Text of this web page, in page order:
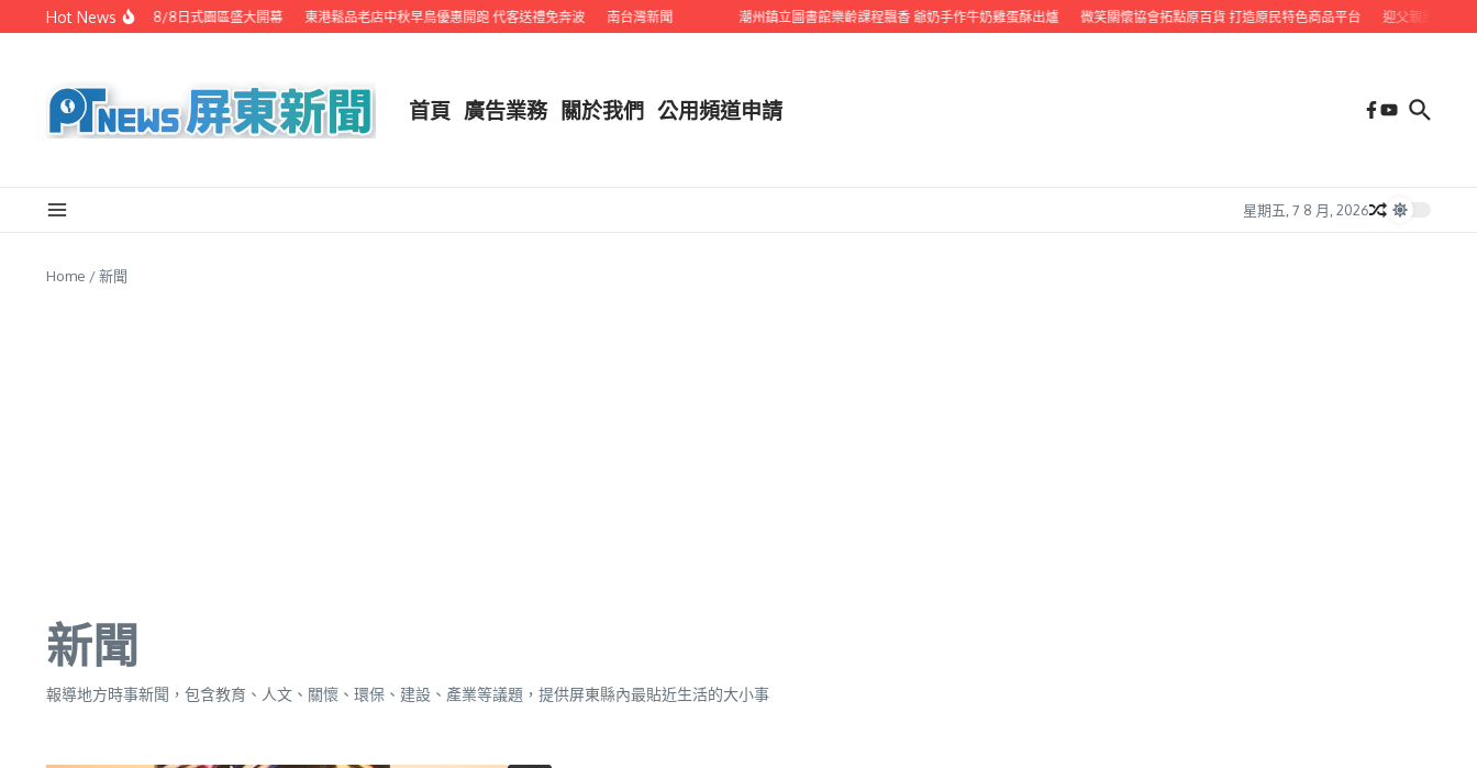
Skip to content
Hot News
州之美職人攝影展 8/8日式園區盛大開幕 東港鬆品老店中秋早鳥優惠開跑 代客送禮免奔波 南台灣新聞 潮州鎮立圖書館樂齡課程飄香 爺奶手作牛奶雞蛋酥出爐 微笑關懷協會拓點原百貨 打造原民特色商品平台 迎父親節 九如鄉公所
首頁 廣告業務 關於我們 公用頻道申請
星期五, 7 8 月, 2026
Home /新聞
新聞
報導地方時事新聞，包含教育、人文、關懷、環保、建設、產業等議題，提供屏東縣內最貼近生活的大小事